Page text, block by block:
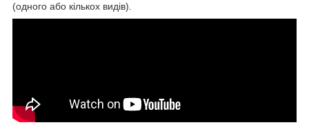
(одного або кількох видів).